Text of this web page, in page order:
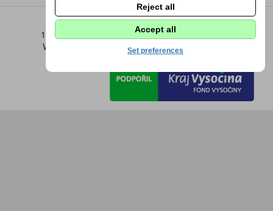
1973 - 2026 © DPS Žďáráček |Nastavení cookies
Webdesign by
Fenomio|Redakce Fenomio
Reject all
Accept all
Set preferences